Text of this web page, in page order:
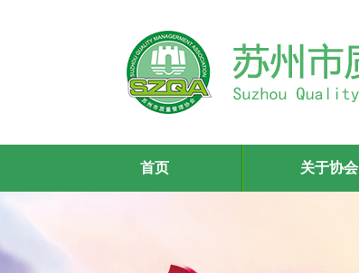
首页 关于协会